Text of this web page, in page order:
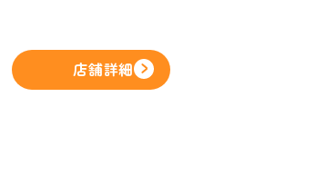
店舗詳細